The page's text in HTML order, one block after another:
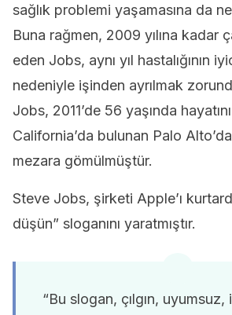
sağlık problemi yaşamasına da
Buna rağmen, 2009 yılına kadar
eden Jobs, aynı yıl hastalığının
nedeniyle işinden ayrılmak
Jobs, 2011’de 56 yaşında
California’da bulunan Palo
mezara gömülmüştür.
Steve Jobs, şirketi Apple’ı
düşün” sloganını yaratmıştır.
“Bu slogan, çılgın,